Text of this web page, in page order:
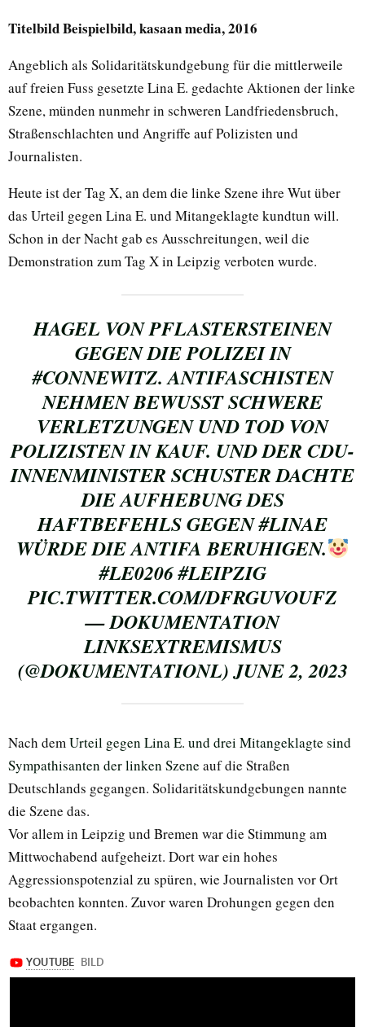
Titelbild Beispielbild, kasaan media, 2016
Angeblich als Solidaritätskundgebung für die mittlerweile
auf freien Fuss gesetzte Lina E. gedachte Aktionen der linke
Szene, münden nunmehr in schweren Landfriedensbruch,
Straßenschlachten und Angriffe auf Polizisten und
Journalisten.
Heute ist der Tag X, an dem die linke Szene ihre Wut über
das Urteil gegen Lina E. und Mitangeklagte kundtun will.
Schon in der Nacht gab es Ausschreitungen, weil die
Demonstration zum Tag X in Leipzig verboten wurde.
HAGEL VON PFLASTERSTEINEN
GEGEN DIE POLIZEI IN
#CONNEWITZ. ANTIFASCHISTEN
NEHMEN BEWUSST SCHWERE
VERLETZUNGEN UND TOD VON
POLIZISTEN IN KAUF. UND DER CDU-
INNENMINISTER SCHUSTER DACHTE
DIE AUFHEBUNG DES
HAFTBEFEHLS GEGEN#LINAE
WÜRDE DIE ANTIFA BERUHIGEN.
#LE0206#LEIPZIG
PIC.TWITTER.COM/DFRGUVOUFZ
— DOKUMENTATION
LINKSEXTREMISMUS
(@DOKUMENTATIONL)JUNE 2, 2023
Nach demUrteil gegen Lina E. und drei Mitangeklagte sind
Sympathisanten der linken Szene auf die Straßen
Deutschlands gegangen. Solidaritätskundgebungen nannte
die Szene das.
Vor allem in Leipzig und Bremen war die Stimmung am
Mittwochabend aufgeheizt. Dort war ein hohes
Aggressionspotenzial zu spüren, wie Journalisten vor Ort
beobachten konnten. Zuvor waren Drohungen gegen den
Staat ergangen.